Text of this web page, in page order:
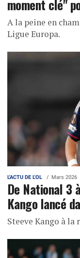
moment clé"
A la peine en
Ligue Europa.
L'ACTU DE L'OL Mars 2026
De National 3
Kango lancé
Steeve Kango à la